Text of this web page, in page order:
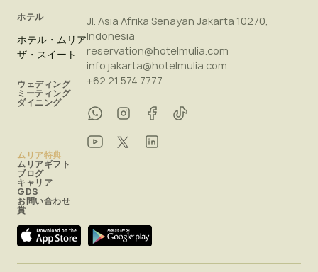
ホテル
ホテル・ムリア
ザ・スイート
ウェディング
ミーティング
ダイニング
Jl. Asia Afrika Senayan Jakarta 10270,
Indonesia
reservation@hotelmulia.com
info.jakarta@hotelmulia.com
+62 21 574 7777
ムリア特典
ムリアギフト
ブログ
キャリア
GDS
お問い合わせ
賞